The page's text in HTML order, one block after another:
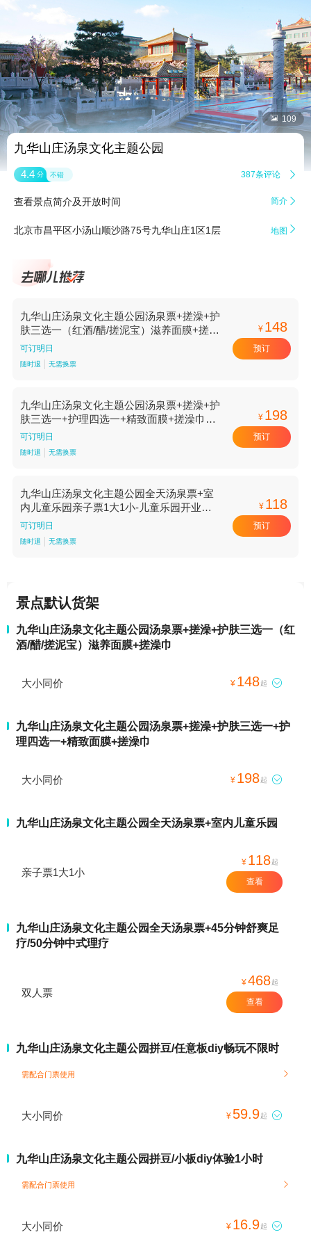
 109
九华山庄汤泉文化主题公园
4.4 分 不错 387条评论 
查看景点简介及开放时间 简介 
北京市昌平区小汤山顺沙路75号九华山庄1区1层 地图 
九华山庄汤泉文化主题公园汤泉票+搓澡+护
肤三选一（红酒/醋/搓泥宝）滋养面膜+搓澡
巾不限人群-标准价
可订明日
随时退 无需换票
¥ 148
预订
九华山庄汤泉文化主题公园汤泉票+搓澡+护
肤三选一+护理四选一+精致面膜+搓澡巾不
限人群-标准价
可订明日
随时退 无需换票
¥ 198
预订
九华山庄汤泉文化主题公园全天汤泉票+室
内儿童乐园亲子票1大1小-儿童乐园开业酬
宾【儿童乐园开业酬宾】
可订明日
随时退 无需换票
¥ 118
预订
景点默认货架
九华山庄汤泉文化主题公园汤泉票+搓澡+护肤三选一（红
酒/醋/搓泥宝）滋养面膜+搓澡巾
大小同价 ¥ 148起 
九华山庄汤泉文化主题公园汤泉票+搓澡+护肤三选一+护
理四选一+精致面膜+搓澡巾
大小同价 ¥ 198起 
九华山庄汤泉文化主题公园全天汤泉票+室内儿童乐园
亲子票1大1小
¥ 118起
查看
九华山庄汤泉文化主题公园全天汤泉票+45分钟舒爽足
疗/50分钟中式理疗
双人票
¥468起
查看
九华山庄汤泉文化主题公园拼豆/任意板diy畅玩不限时
需配合门票使用 
大小同价 ¥ 59.9起 
九华山庄汤泉文化主题公园拼豆/小板diy体验1小时
需配合门票使用 
大小同价 ¥ 16.9起 